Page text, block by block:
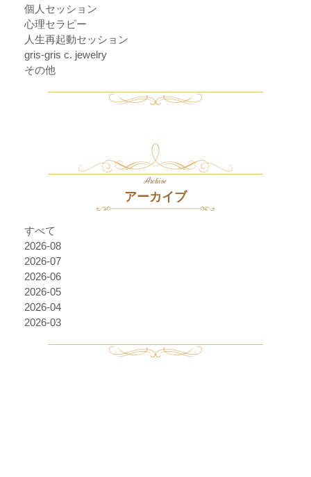
個人セッション
心理セラピー
人生再起動セッション
gris-gris c. jewelry
その他
Archive
アーカイブ
すべて
2026-08
2026-07
2026-06
2026-05
2026-04
2026-03